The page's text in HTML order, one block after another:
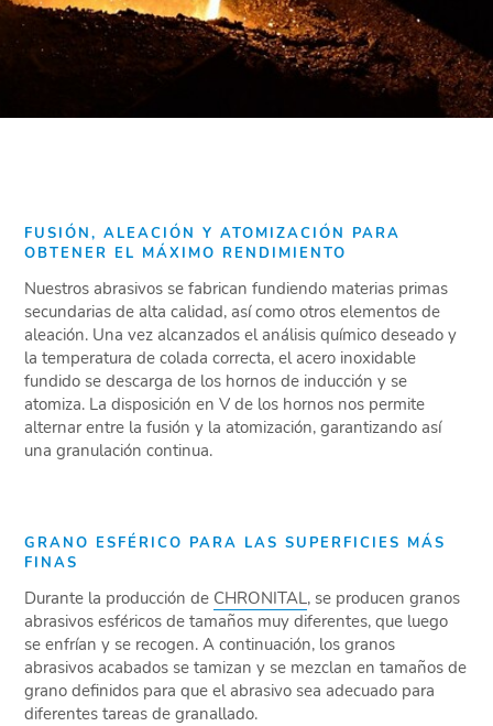
FUSIÓN, ALEACIÓN Y ATOMIZACIÓN PARA
OBTENER EL MÁXIMO RENDIMIENTO
Nuestros abrasivos se fabrican fundiendo materias primas
secundarias de alta calidad, así como otros elementos de
aleación. Una vez alcanzados el análisis químico deseado y
la temperatura de colada correcta, el acero inoxidable
fundido se descarga de los hornos de inducción y se
atomiza. La disposición en V de los hornos nos permite
alternar entre la fusión y la atomización, garantizando así
una granulación continua.
GRANO ESFÉRICO PARA LAS SUPERFICIES MÁS
FINAS
Durante la producción de CHRONITAL, se producen granos
abrasivos esféricos de tamaños muy diferentes, que luego
se enfrían y se recogen. A continuación, los granos
abrasivos acabados se tamizan y se mezclan en tamaños de
grano definidos para que el abrasivo sea adecuado para
diferentes tareas de granallado.